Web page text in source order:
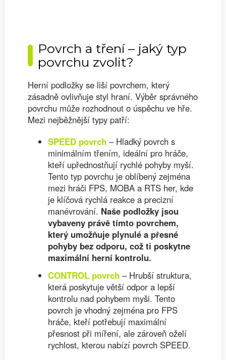
Povrch a tření – jaký typ
povrchu zvolit?
Herní podložky se liší povrchem, který
zásadně ovlivňuje styl hraní. Výběr správného
povrchu může rozhodnout o úspěchu ve hře.
Mezi nejběžnější typy patří:
SPEED povrch – Hladký povrch s
minimálním třením, ideální pro hráče,
kteří upřednostňují rychlé pohyby myší.
Tento typ povrchu je oblíbený zejména
mezi hráči FPS, MOBA a RTS her, kde
je klíčová rychlá reakce a precizní
manévrování. Naše podložky jsou
vybaveny právě tímto povrchem,
který umožňuje plynulé a přesné
pohyby bez odporu, což ti poskytne
maximální herní kontrolu.
CONTROL povrch – Hrubší struktura,
která poskytuje větší odpor a lepší
kontrolu nad pohybem myši. Tento
povrch je vhodný zejména pro FPS
hráče, kteří potřebují maximální
přesnost při míření, ale zároveň oželí
rychlost, kterou nabízí povrch SPEED.